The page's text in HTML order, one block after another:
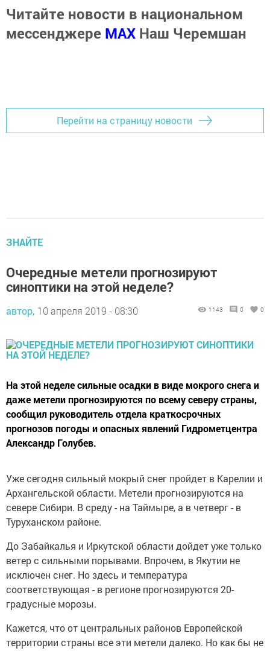
Читайте новости в национальном
мессенджере MАХ Наш Черемшан
Перейти на страницу новости
ЗНАЙТЕ
Очередные метели прогнозируют
синоптики на этой неделе?
автор, 10 апреля 2019 - 08:30 1143 0 0
На этой неделе сильные осадки в виде мокрого снега и
даже метели прогнозируются по всему северу страны,
сообщил руководитель отдела краткосрочных
прогнозов погоды и опасных явлений Гидрометцентра
Александр Голубев.
Уже сегодня сильный мокрый снег пройдет в Карелии и
Архангельской области. Метели прогнозируются на
севере Сибири. В среду - на Таймыре, а в четверг - в
Туруханском районе.
До Забайкалья и Иркутской области дойдет уже только
ветер с сильными порывами. Впрочем, в Якутии не
исключен снег. Но здесь и температура
соответствующая - в регионе прогнозируются 20-
градусные морозы.
Кажется, что от центральных районов Европейской
территории страны все эти метели далеко. Но как бы не